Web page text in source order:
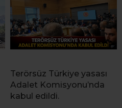
Terörsüz Türkiye yasası
Adalet Komisyonu’nda
kabul edildi.